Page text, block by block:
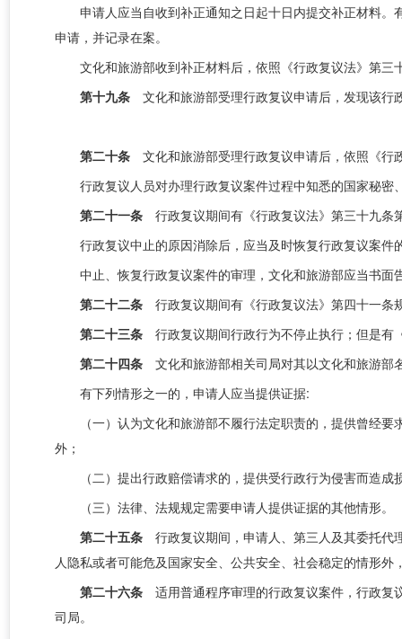
申请人应当自收到补正通知之日起十日内提交补正材料
申请，并记录在案。
文化和旅游部收到补正材料后，依照《行政复议法》第三
第十九条 文化和旅游部受理行政复议申请后，发现该
第二十条 文化和旅游部受理行政复议申请后，依照《
行政复议人员对办理行政复议案件过程中知悉的国家秘
第二十一条 行政复议期间有《行政复议法》第三十九
行政复议中止的原因消除后，应当及时恢复行政复议案件
中止、恢复行政复议案件的审理，文化和旅游部应当书面
第二十二条 行政复议期间有《行政复议法》第四十一条
第二十三条 行政复议期间行政行为不停止执行；但是
第二十四条 文化和旅游部相关司局对其以文化和旅游部
有下列情形之一的，申请人应当提供证据:
（一）认为文化和旅游部不履行法定职责的，提供曾经
外；
（二）提出行政赔偿请求的，提供受行政行为侵害而造
（三）法律、法规规定需要申请人提供证据的其他情形。
第二十五条 行政复议期间，申请人、第三人及其委托
人隐私或者可能危及国家安全、公共安全、社会稳定的情形外
第二十六条 适用普通程序审理的行政复议案件，行政
司局。